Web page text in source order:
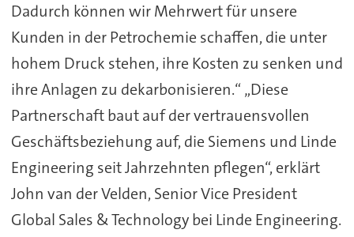
Dadurch können wir Mehrwert für unsere
Kunden in der Petrochemie schaffen, die unter
hohem Druck stehen, ihre Kosten zu senken und
ihre Anlagen zu dekarbonisieren.“ „Diese
Partnerschaft baut auf der vertrauensvollen
Geschäftsbeziehung auf, die Siemens und Linde
Engineering seit Jahrzehnten pflegen“, erklärt
John van der Velden, Senior Vice President
Global Sales & Technology bei Linde Engineering.